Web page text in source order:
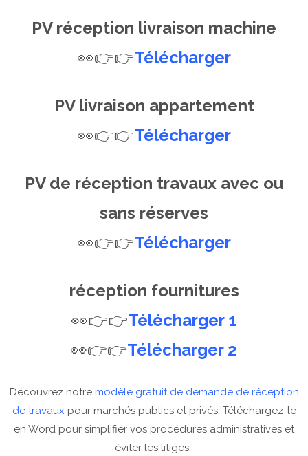
PV réception livraison machine
👀👉👉Télécharger
PV livraison appartement
👀👉👉Télécharger
PV de réception travaux avec ou
sans réserves
👀👉👉Télécharger
réception fournitures
👀👉👉Télécharger 1
👀👉👉Télécharger 2
Découvrez notre modèle gratuit de demande de réception
de travaux pour marchés publics et privés. Téléchargez-le
en Word pour simplifier vos procédures administratives et
éviter les litiges.